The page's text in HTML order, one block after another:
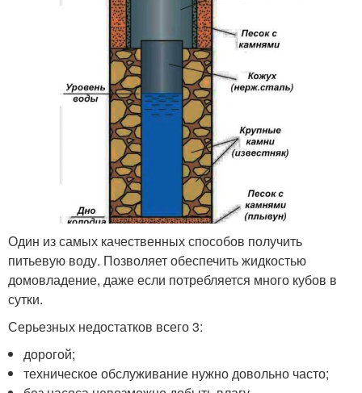
Один из самых качественных способов получить
питьевую воду. Позволяет обеспечить жидкостью
домовладение, даже если потребляется много кубов в
сутки.
Серьезных недостатков всего 3:
дорогой;
техническое обслуживание нужно довольно часто;